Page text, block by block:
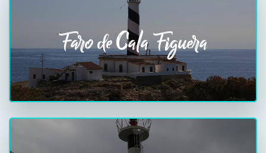
Faro de Cala Figuera